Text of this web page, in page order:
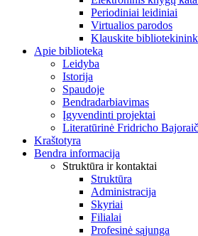
Periodiniai leidiniai
Virtualios parodos
Klauskite
Apie biblioteką
Leidyba
Istorija
Spaudoje
Bendradarbiavimas
Įgyvendinti projektai
Literatūrinė Fridricho
Kraštotyra
Bendra informacija
Struktūra ir kontaktai
Struktūra
Administracija
Skyriai
Filialai
Profesinė sąjunga